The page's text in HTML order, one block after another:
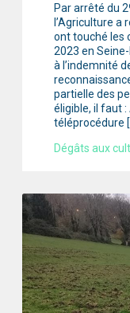
Par arrêté du
l’Agriculture a
ont touché les
2023 en
à l’indemnité
partielle des
éligible, il faut
téléprocédure
Dégâts aux